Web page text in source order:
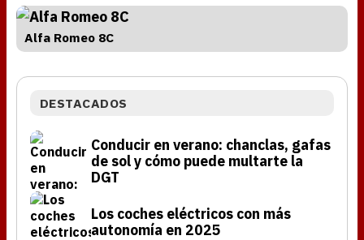
Alfa Romeo 8C
DESTACADOS
Conducir en verano: chanclas, gafas
de sol y cómo puede multarte la
DGT
Los coches eléctricos con más
autonomía en 2025